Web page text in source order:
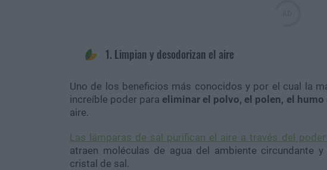
1. Limpian y desodorizan el aire
Uno de los beneficios más conocidos y por el cual la
increíble poder para eliminar el polvo, el polen, el
aire.
Las lámparas de sal purifican el aire a través del
atraen moléculas de agua del ambiente circundante
cristal de sal.